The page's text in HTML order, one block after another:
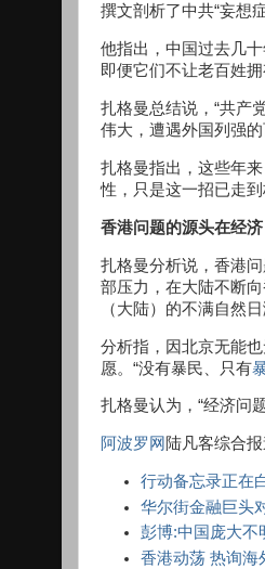
撰文剖析了中共“妄想
他指出，中国过去几
即便它们不让老百姓
扎格曼总结说，“共产
伟大，遭遇外国列强
扎格曼指出，这些年
性，只是这一招已走到
香港问题的源头在经
扎格曼分析说，香港
部压力，在大陆不断
（大陆）的不满自然日
分析指，因北京无能
愿。“没有暴民、只有
扎格曼认为，“经济问
阿波罗网 陆凡客综合报
行动备忘录正在
华尔街金融巨头
彭博:中国庞大不
香港动荡 热询海